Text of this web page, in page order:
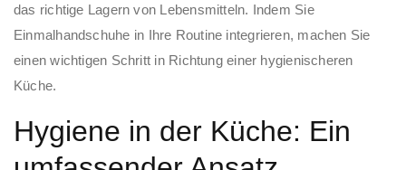
das richtige Lagern von Lebensmitteln. Indem Sie
Einmalhandschuhe in Ihre Routine integrieren, machen Sie
einen wichtigen Schritt in Richtung einer hygienischeren
Küche.
Hygiene in der Küche: Ein